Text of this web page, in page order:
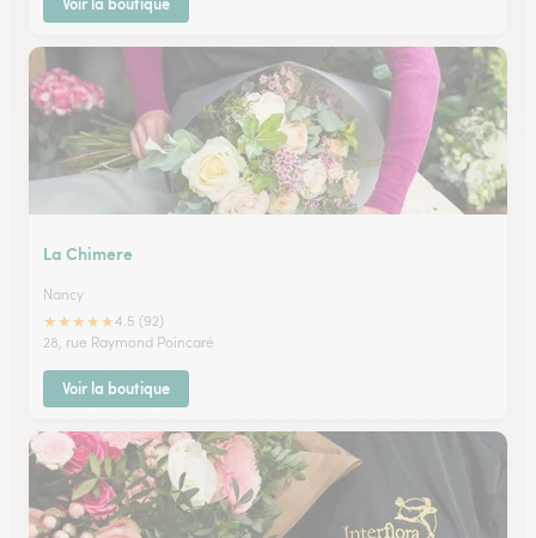
La Chimere
Nancy
★★★★★4.5 (92)
28, rue Raymond Poincaré
Voir la boutique